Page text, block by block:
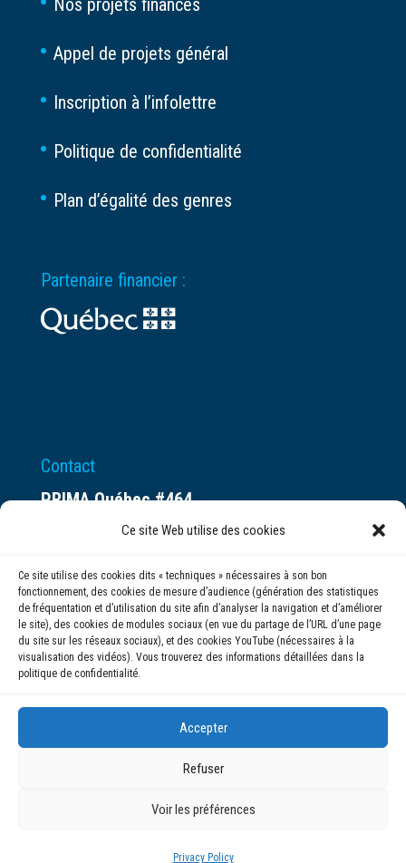
Ce site Web utilise des cookies
Ce site utilise des cookies dits « techniques » nécessaires à son bon
fonctionnement, des cookies de mesure d’audience (génération des statistiques
de fréquentation et d’utilisation du site afin d’analyser la navigation et d’améliorer
le site), des cookies de modules sociaux (en vue du partage de l’URL d’une page
du site sur les réseaux sociaux), et des cookies YouTube (nécessaires à la
visualisation des vidéos). Vous trouverez des informations détaillées dans la
politique de confidentialité.
Accepter
Refuser
Voir les préférences
Privacy Policy
Appel de projets général
Inscription à l’infolettre
Politique de confidentialité
Plan d’égalité des genres
Partenaire financier :
Contact
PRIMA Québec #464
Espace ax.c
Montréal (QC) H3C 0B4
(514) 284-0211
© 2020 | PRIMA Québec